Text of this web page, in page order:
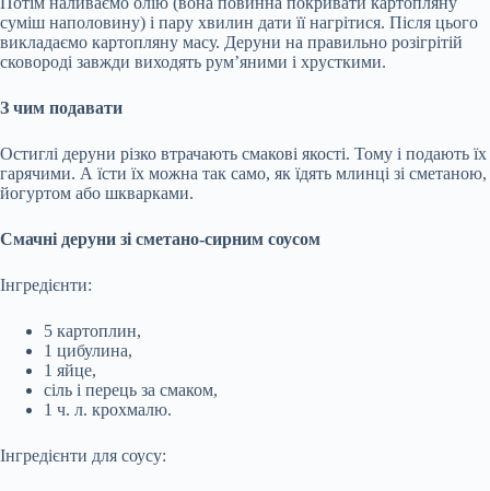
суміш наполовину) і пару хвилин дати її нагрітися. Після цього
викладаємо картопляну масу. Деруни на правильно розігрітій
сковороді завжди виходять рум’яними і хрусткими.
З чим подавати
Остиглі деруни різко втрачають смакові якості. Тому і подають їх
гарячими. А їсти їх можна так само, як їдять млинці зі сметаною,
йогуртом або шкварками.
Смачні деруни зі сметано-сирним соусом
Інгредієнти:
5 картоплин,
1 цибулина,
1 яйце,
сіль і перець за смаком,
1 ч. л. крохмалю.
Інгредієнти для соусу: